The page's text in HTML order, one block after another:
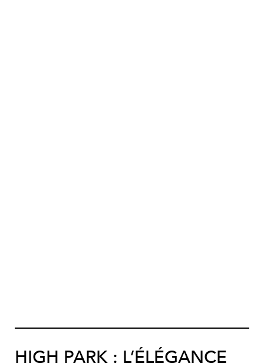
HIGH PARK : L’ÉLÉGANCE